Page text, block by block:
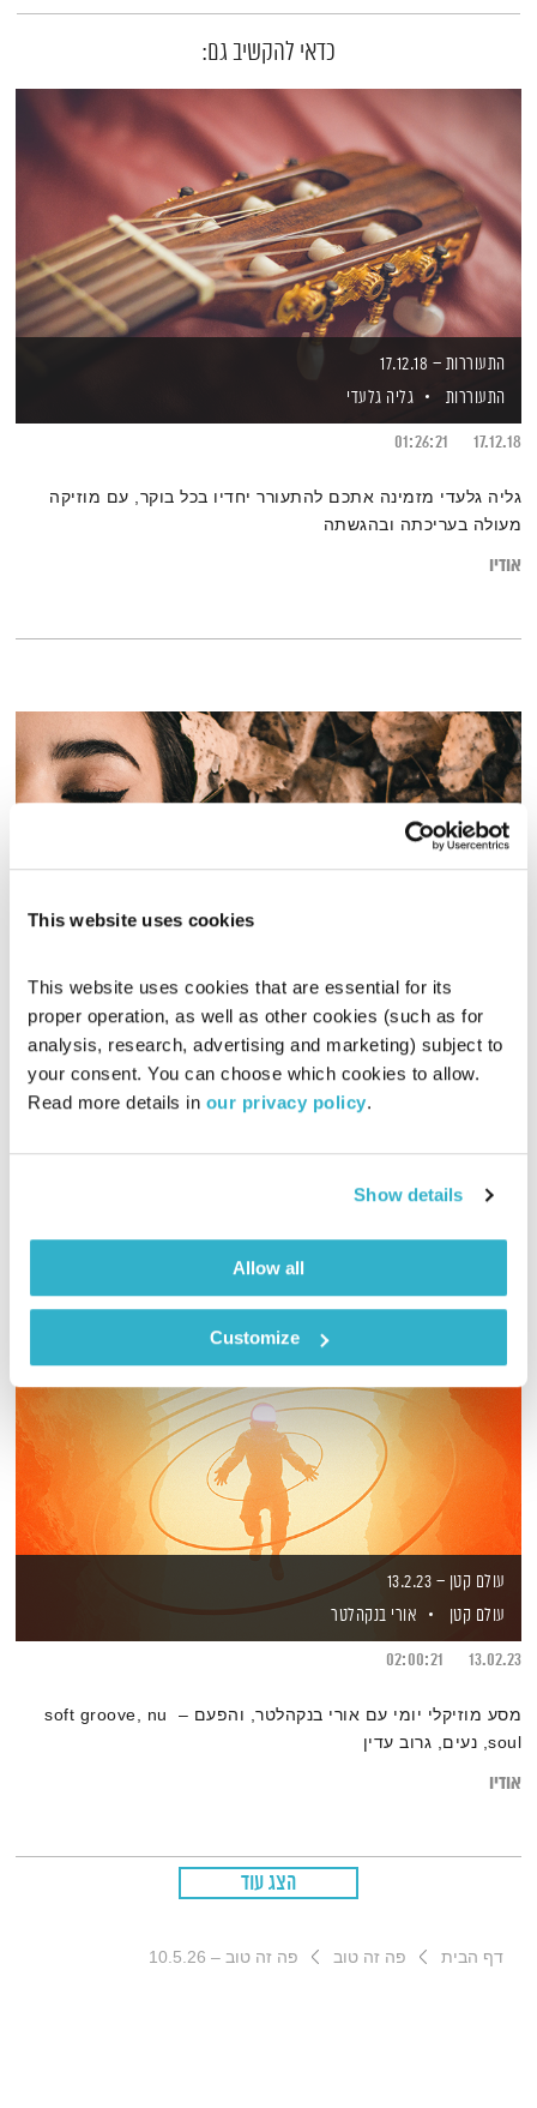
This website uses cookies
This website uses cookies that are essential for its
proper operation, as well as other cookies (such as for
analysis, research, advertising and marketing) subject to
your consent. You can choose which cookies to allow.
Read more details in our privacy policy.
Show details
Allow all
Customize
כדאי להקשיב גם:
התעוררות – 17.12.18
התעוררות
גליה גלעדי
17.12.18
01:26:21
גליה גלעדי מזמינה אתכם להתעורר יחדיו בכל בוקר, עם מוזיקה
מעולה בעריכתה ובהגשתה
אודיו
עולם קטן – 17.2.20
עולם קטן
אורי בנקהלטר
17.02.20
01:57:09
מסע מוזיקלי יומי עם אורי בנקהלטר
אודיו
עולם קטן – 13.2.23
עולם קטן
אורי בנקהלטר
13.02.23
02:00:21
מסע מוזיקלי יומי עם אורי בנקהלטר, והפעם – soft groove, nu
soul, נעים, גרוב עדין
אודיו
הצג עוד
דף הבית פה זה טוב פה זה טוב – 10.5.26